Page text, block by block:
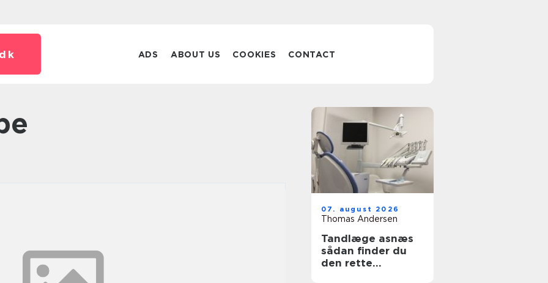
ADS ABOUT US COOKIES CONTACT
07. august 2026
Thomas Andersen
Tandlæge asnæs
sådan finder du
den rette